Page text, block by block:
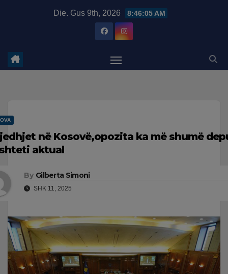
Die. Gus 9th, 2026 8:46:06 AM
në Kosovë,opozita ka më shumë
aktual
By Gilberta Simoni
SHK 11, 2025